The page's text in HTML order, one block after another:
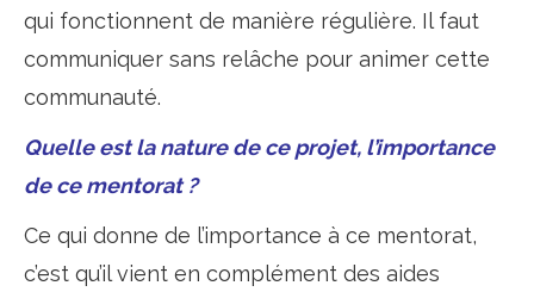
qui fonctionnent de manière régulière. Il faut
communiquer sans relâche pour animer cette
communauté.
Quelle est la nature de ce projet, l’importance
de ce mentorat ?
Ce qui donne de l’importance à ce mentorat,
c’est qu’il vient en complément des aides